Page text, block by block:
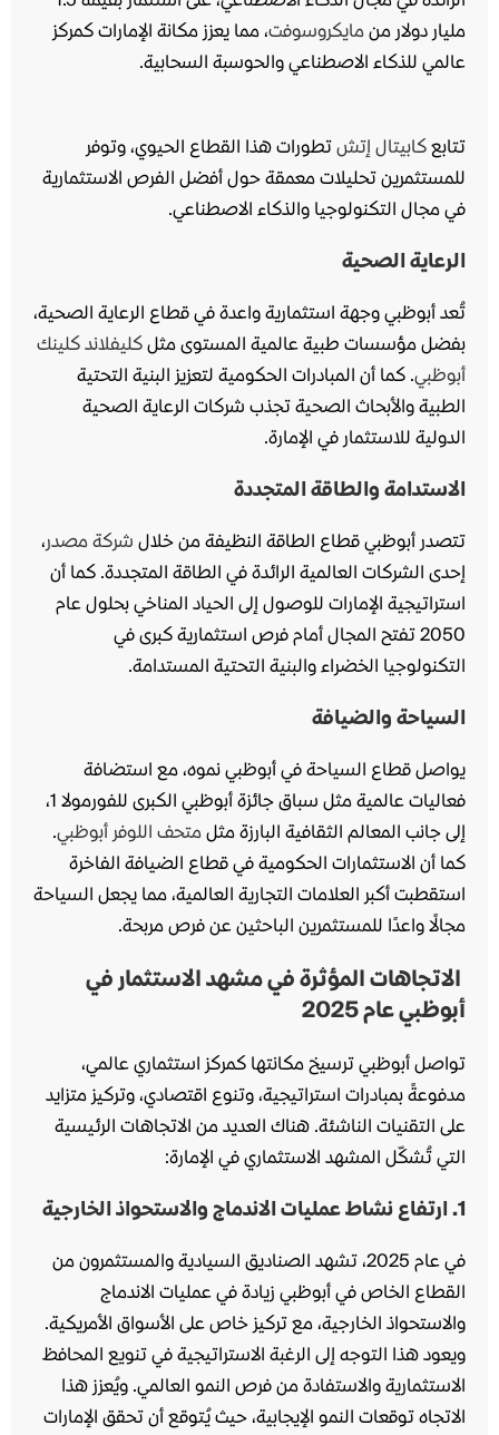
مليار دولار من مايكروسوفت، مما يعزز مكانة الإمارات كمركز
عالمي للذكاء الاصطناعي والحوسبة السحابية.
تتابع كابيتال إتش تطورات هذا القطاع الحيوي، وتوفر
للمستثمرين تحليلات معمقة حول أفضل الفرص الاستثمارية
في مجال التكنولوجيا والذكاء الاصطناعي.
الرعاية الصحية
تُعد أبوظبي وجهة استثمارية واعدة في قطاع الرعاية الصحية،
بفضل مؤسسات طبية عالمية المستوى مثل كليفلاند كلينك
أبوظبي. كما أن المبادرات الحكومية لتعزيز البنية التحتية
الطبية والأبحاث الصحية تجذب شركات الرعاية الصحية
الدولية للاستثمار في الإمارة.
الاستدامة والطاقة المتجددة
تتصدر أبوظبي قطاع الطاقة النظيفة من خلال شركة مصدر،
إحدى الشركات العالمية الرائدة في الطاقة المتجددة. كما أن
استراتيجية الإمارات للوصول إلى الحياد المناخي بحلول عام
2050 تفتح المجال أمام فرص استثمارية كبرى في
التكنولوجيا الخضراء والبنية التحتية المستدامة.
السياحة والضيافة
يواصل قطاع السياحة في أبوظبي نموه، مع استضافة
فعاليات عالمية مثل سباق جائزة أبوظبي الكبرى للفورمولا 1،
إلى جانب المعالم الثقافية البارزة مثل متحف اللوفر أبوظبي.
كما أن الاستثمارات الحكومية في قطاع الضيافة الفاخرة
استقطبت أكبر العلامات التجارية العالمية، مما يجعل السياحة
مجالًا واعدًا للمستثمرين الباحثين عن فرص مربحة.
الاتجاهات المؤثرة في مشهد الاستثمار في
أبوظبي عام 2025
تواصل أبوظبي ترسيخ مكانتها كمركز استثماري عالمي،
مدفوعةً بمبادرات استراتيجية، وتنوع اقتصادي، وتركيز متزايد
على التقنيات الناشئة. هناك العديد من الاتجاهات الرئيسية
التي تُشكّل المشهد الاستثماري في الإمارة:
1. ارتفاع نشاط عمليات الاندماج والاستحواذ الخارجية
في عام 2025، تشهد الصناديق السيادية والمستثمرون من
القطاع الخاص في أبوظبي زيادة في عمليات الاندماج
والاستحواذ الخارجية، مع تركيز خاص على الأسواق الأمريكية.
ويعود هذا التوجه إلى الرغبة الاستراتيجية في تنويع المحافظ
الاستثمارية والاستفادة من فرص النمو العالمي. ويُعزز هذا
الاتجاه توقعات النمو الإيجابية، حيث يُتوقع أن تحقق الإمارات